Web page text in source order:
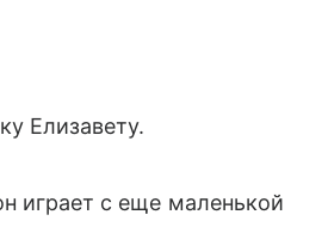
Елизавету.
играет с еще маленькой